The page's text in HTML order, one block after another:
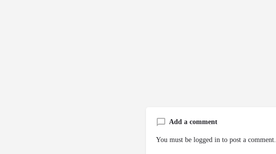
Add a comment
You must be logged in to post a comment.